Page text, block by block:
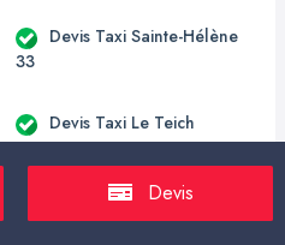
Devis Taxi Sainte-Hélène
33
Devis Taxi Le Teich
Devis Taxi Arsac
Devis